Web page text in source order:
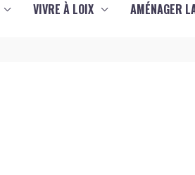
VIVRE À LOIX AMÉNAGER